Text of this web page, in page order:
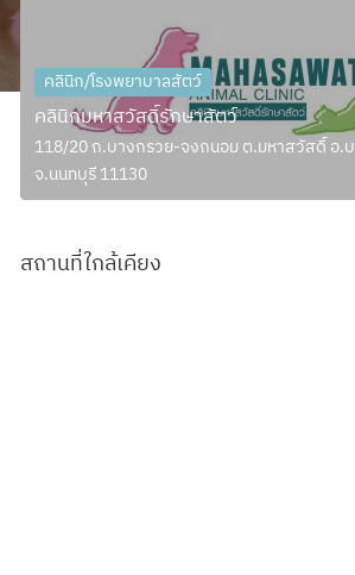
คลินิก/โรงพยาบาลสัตว์
คลินิกมหาสวัสดิ์รักษาสัตว์
118/20 ถ.บางกรวย-จงถนอม ต.มหาสวัสดิ์ อ.
จ.นนทบุรี 11130
สถานที่ใกล้เคียง